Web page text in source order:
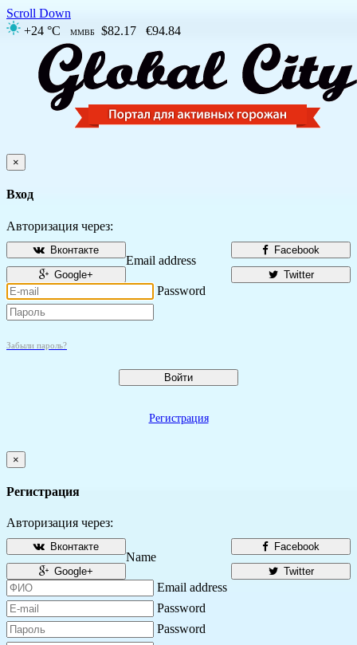
Scroll Down
+24 °C
ММВБ $82.17 €94.84
×
Вход
Авторизация через:
Facebook
Вконтакте
Twitter
Google+
Email address
Password
Забыли пароль?
Войти
Регистрация
×
Регистрация
Авторизация через:
Facebook
Вконтакте
Twitter
Google+
Name
Email address
Password
Password